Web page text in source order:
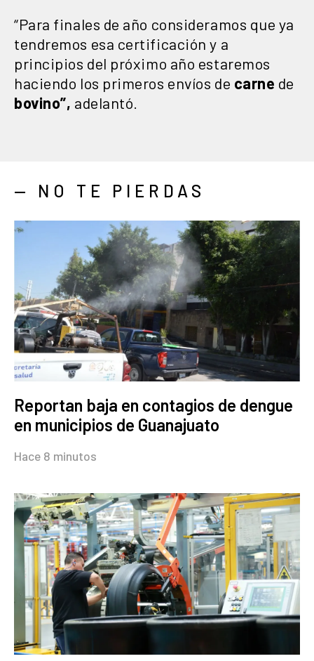
“Para finales de año consideramos que ya
tendremos esa certificación y a
principios del próximo año estaremos
haciendo los primeros envíos de carne de
bovino”, adelantó.
— NO TE PIERDAS
Reportan baja en contagios de dengue
en municipios de Guanajuato
Hace 8 minutos